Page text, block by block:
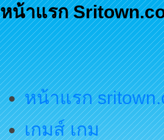
หน้าแรก
หน้าแรก
เกมส์ เกม